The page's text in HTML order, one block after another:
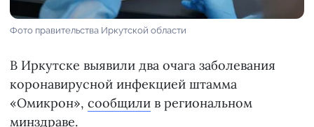
Фото правительства Иркутской области
В Иркутске выявили два очага заболевания
коронавирусной инфекцией штамма
«Омикрон», сообщили в региональном
минздраве.